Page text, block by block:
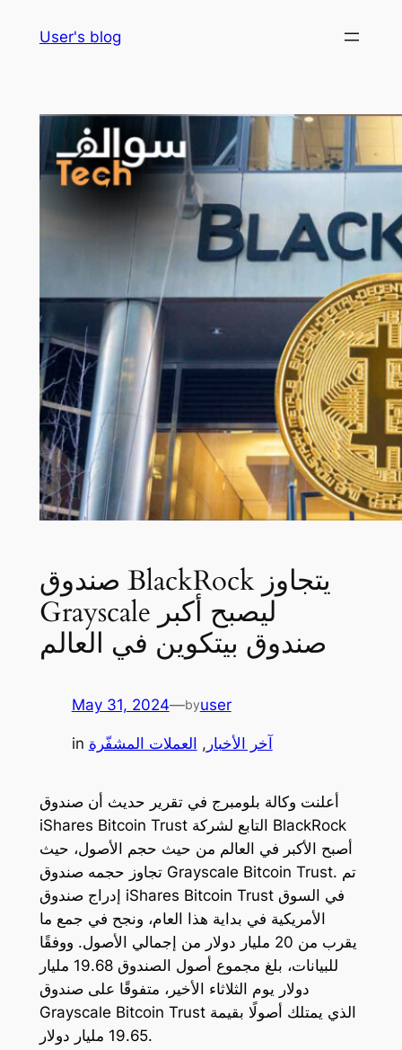
User's blog
صندوق BlackRock يتجاوز
Grayscale ليصبح أكبر
صندوق بيتكوين في العالم
May 31, 2024—byuser
in آخر الأخبار , العملات المشفّرة
أعلنت وكالة بلومبرج في تقرير حديث أن صندوق
iShares Bitcoin Trust التابع لشركة BlackRock
أصبح الأكبر في العالم من حيث حجم الأصول، حيث
تجاوز حجمه صندوق Grayscale Bitcoin Trust. تم
إدراج صندوق iShares Bitcoin Trust في السوق
الأمريكية في بداية هذا العام، ونجح في جمع ما
يقرب من 20 مليار دولار من إجمالي الأصول. ووفقًا
للبيانات، بلغ مجموع أصول الصندوق 19.68 مليار
دولار يوم الثلاثاء الأخير، متفوقًا على صندوق
Grayscale Bitcoin Trust الذي يمتلك أصولًا بقيمة
19.65 مليار دولار.